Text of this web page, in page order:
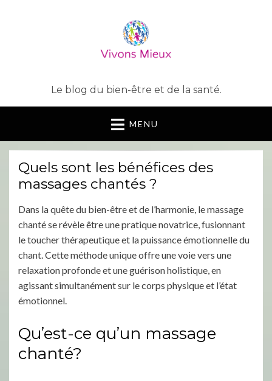
Le blog du bien-être et de la santé.
MENU
Quels sont les bénéfices des
massages chantés ?
Dans la quête du bien-être et de l’harmonie, le massage
chanté se révèle être une pratique novatrice, fusionnant
le toucher thérapeutique et la puissance émotionnelle du
chant. Cette méthode unique offre une voie vers une
relaxation profonde et une guérison holistique, en
agissant simultanément sur le corps physique et l’état
émotionnel.
Qu’est-ce qu’un massage
chanté?